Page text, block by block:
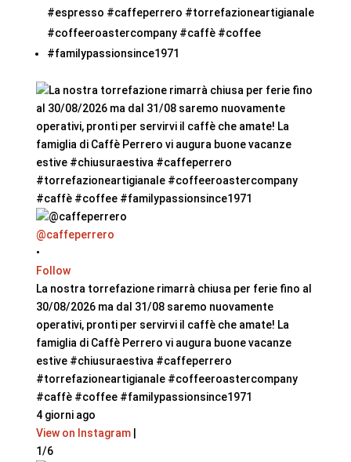
@caffeperrero
•
Follow
La nostra torrefazione rimarrà chiusa per ferie fino al
30/08/2026 ma dal 31/08 saremo nuovamente
operativi, pronti per servirvi il caffè che amate! La
famiglia di Caffè Perrero vi augura buone vacanze
estive #chiusuraestiva #caffeperrero
#torrefazioneartigianale #coffeeroastercompany
#caffè #coffee #familypassionsince1971
4 giorni ago
View on Instagram
1/6